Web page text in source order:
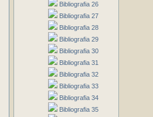
Bibliografia 26
Bibliografia 27
Bibliografia 28
Bibliografia 29
Bibliografia 30
Bibliografia 31
Bibliografia 32
Bibliografia 33
Bibliografia 34
Bibliografia 35